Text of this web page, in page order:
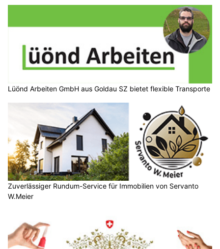
Lüönd Arbeiten GmbH aus Goldau SZ bietet flexible Transporte
Zuverlässiger Rundum-Service für Immobilien von Servanto
W.Meier